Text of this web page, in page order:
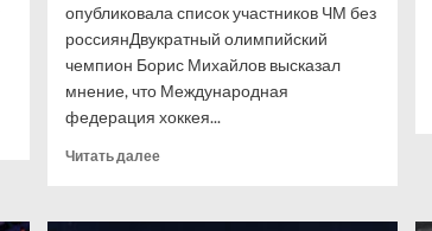
опубликовала список участников ЧМ без
россиянДвукратный олимпийский
чемпион Борис Михайлов высказал
мнение, что Международная
федерация хоккея...
Читать далееПрочитать
Михайлов: